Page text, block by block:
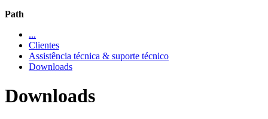
Path
...
Clientes
Assistência técnica & suporte técnico
Downloads
Downloads